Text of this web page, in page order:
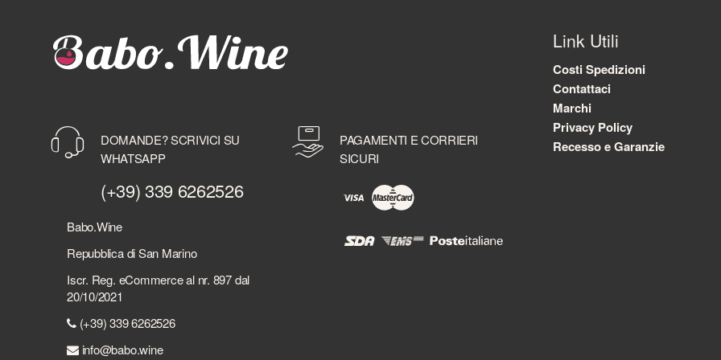
BELLAVISTA
BELUGA
BERMUDEZ
BERRY BROTHER'S & RUDD
BERSI SERLINI
BESPOKE DISTILLERY
BICCHIERI
BILLECART-SALMON
BIONDI SANTI
BLACK DEATH
BLACK FRIARS DISTILLERY
BLACK TOT
DOMANDE? SCRIVICI SU
WHATSAPP
(+39) 339 6262526
Babo.Wine
Repubblica di San Marino
Iscr. Reg. eCommerce al nr. 897 dal
20/10/2021
(+39) 339 6262526
info@babo.wine
PAGAMENTI E CORRIERI
SICURI
Link Utili
Costi Spedizioni
Contattaci
Marchi
Privacy Policy
Recesso e Garanzie